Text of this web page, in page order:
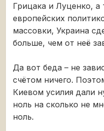
Грицака и Луценко, а
европейских
массовки, Украина
больше, чем от неё
Да вот беда – не
счётом ничего.
Киевом усилия дали
ноль на сколько не
ноль.